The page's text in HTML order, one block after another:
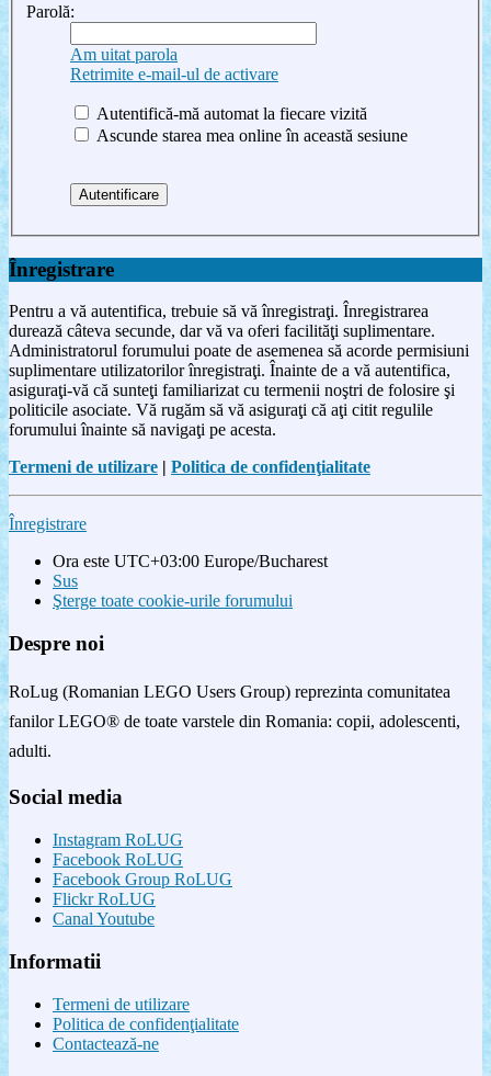
Parolă:
Am uitat parola
Retrimite e-mail-ul de activare
Autentifică-mă automat la fiecare vizită
Ascunde starea mea online în această sesiune
Înregistrare
Pentru a vă autentifica, trebuie să vă înregistraţi. Înregistrarea
durează câteva secunde, dar vă va oferi facilităţi suplimentare.
Administratorul forumului poate de asemenea să acorde permisiuni
suplimentare utilizatorilor înregistraţi. Înainte de a vă autentifica,
asiguraţi-vă că sunteţi familiarizat cu termenii noştri de folosire şi
politicile asociate. Vă rugăm să vă asiguraţi că aţi citit regulile
forumului înainte să navigaţi pe acesta.
Termeni de utilizare | Politica de confidenţialitate
Înregistrare
Ora este UTC+03:00 Europe/Bucharest
Sus
Şterge toate cookie-urile forumului
Despre noi
RoLug (Romanian LEGO Users Group) reprezinta comunitatea
fanilor LEGO® de toate varstele din Romania: copii, adolescenti,
adulti.
Social media
Instagram RoLUG
Facebook RoLUG
Facebook Group RoLUG
Flickr RoLUG
Canal Youtube
Informatii
Termeni de utilizare
Politica de confidenţialitate
Contactează-ne